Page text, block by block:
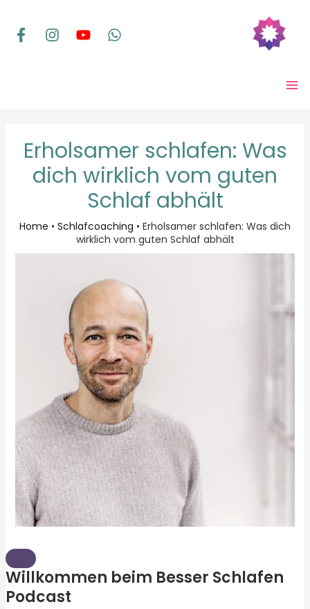
Inhalt
springen
Erholsamer schlafen: Was
dich wirklich vom guten
Schlaf abhält
Home • Schlafcoaching • Erholsamer schlafen: Was dich
wirklich vom guten Schlaf abhält
Willkommen beim Besser Schlafen
Podcast